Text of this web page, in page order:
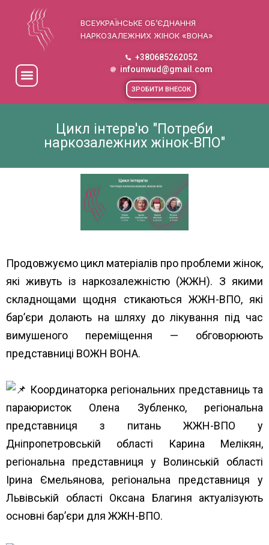
ВСЕУКРАЇНСЬКЕ ОБ’ЄДНАННЯ
НАРКОЗАЛЕЖНИХ ЖІНОК «ВОНА»
+380685262052
infounwud@gmail.com
ЗРОБИТИ ВНЕСОК
Цикл інтерв'ю "Потреби
наркозалежних жінок-ВПО"
Продовжуємо цикл матеріалів про проблеми жінок,
які живуть із наркозалежністю (ЖЖН). З якими
складнощами щодня стикаються ЖЖН-ВПО, які
бар’єри долають на шляху до лікування під час
вимушеного переміщення — обговорюють
представниці ВОЖН ВОНА.
Координаторка регіональних представниць та
параюристок Олена Зубленко, регіональна
представниця з питань ЖЖН-ВПО у
Дніпропетровській області Карина Мелікян,
регіональна представниця у Волинській області
Ірина Ємельянова, регіональна представниця у
Львівській області Оксана Благиня актуалізують
основні бар’єри для ЖЖН-ВПО.